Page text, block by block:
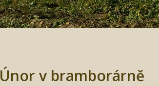
Únor v bramborárně